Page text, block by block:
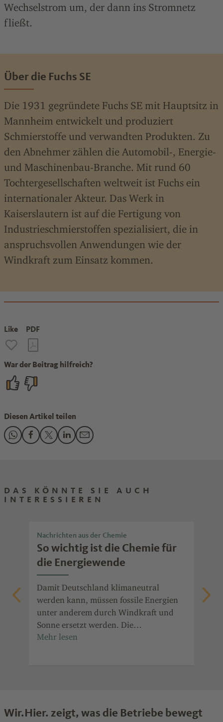
Wechselstrom um, der dann ins Stromnetz
fließt.
Über die Fuchs SE
Die 1931 gegründete Fuchs SE mit Hauptsitz in
Mannheim entwickelt und produziert
Schmierstoffe und verwandten Produkten. Zu
den Abnehmer zählen die Automobil-, Energie-
und Maschinenbau-Branche. Mit rund 60
Tochtergesellschaften weltweit ist Fuchs ein
internationaler Akteur. Das Werk in
Kaiserslautern ist auf die Fertigung von
Industrieschmierstoffen spezialisiert, die in
anspruchsvollen Anwendungen wie der
Windkraft zum Einsatz kommen.
Like PDF
War der Beitrag hilfreich?
Diesen Artikel teilen
Den Beitrag "Schmierstoffe für die Energiewende" teilen auf
Den Beitrag "Schmierstoffe für die Energiewende"
Den Beitrag "Schmierstoffe für die
Den Beitrag "Schmierstoffe für die
Den Beitrag "Schmierstoffe für die
DAS KÖNNTE SIE AUCH
INTERESSIEREN
Nachrichten aus der Chemie
So wichtig ist die Chemie für
die Energiewende
Damit Deutschland klimaneutral
werden kann, müssen fossile Energien
unter anderem durch Windkraft und
Sonne ersetzt werden. Die
Chemieunternehmen sind entscheidend
Wir.Hier. zeigt, was die Betriebe bewegt